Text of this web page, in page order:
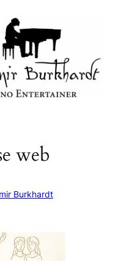
web
Burkhardt